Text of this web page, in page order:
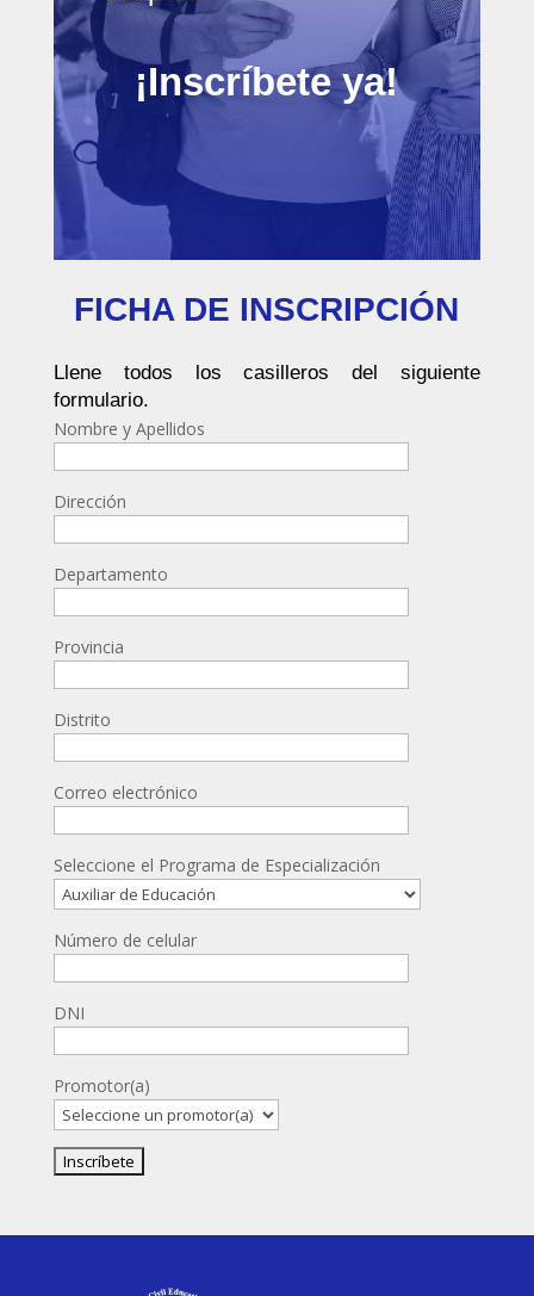
¡Inscríbete ya!
FICHA DE INSCRIPCIÓN
Llene todos los casilleros del siguiente
formulario.
Nombre y Apellidos
Dirección
Departamento
Provincia
Distrito
Correo electrónico
Seleccione el Programa de Especialización
Número de celular
DNI
Promotor(a)